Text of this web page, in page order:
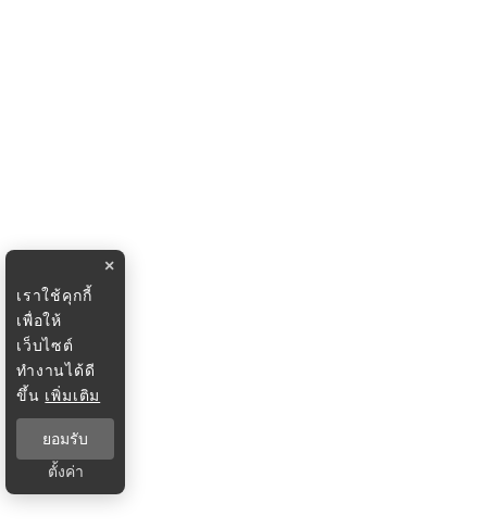
×
เราใช้คุกกี้
เพื่อให้
เว็บไซต์
ทำงานได้ดี
ขึ้น เพิ่มเติม
ยอมรับ
ตั้งค่า